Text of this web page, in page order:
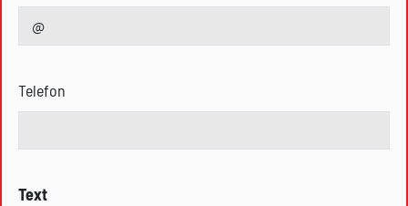
Telefon
Text